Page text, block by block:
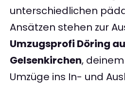
unterschiedlichen
Ansätzen stehen zur
Umzugsprofi Döring
Gelsenkirchen,
Umzüge ins In- und